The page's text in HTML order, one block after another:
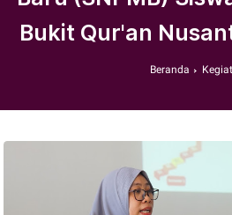
Bukit Qur'an
Beranda